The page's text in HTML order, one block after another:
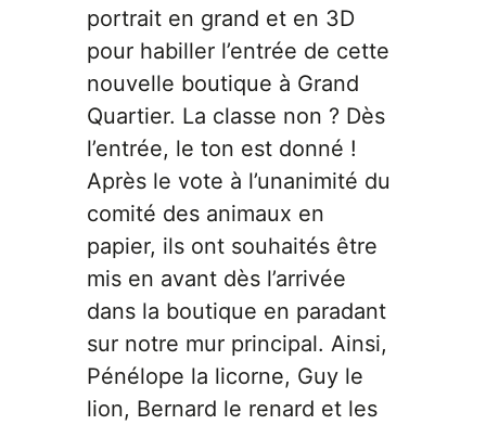
portrait en grand et en 3D
pour habiller l’entrée de cette
nouvelle boutique à Grand
Quartier. La classe non ? Dès
l’entrée, le ton est donné !
Après le vote à l’unanimité du
comité des animaux en
papier, ils ont souhaités être
mis en avant dès l’arrivée
dans la boutique en paradant
sur notre mur principal. Ainsi,
Pénélope la licorne, Guy le
lion, Bernard le renard et les